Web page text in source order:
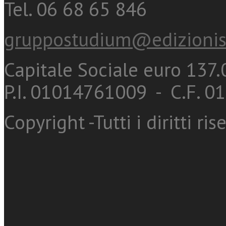
Tel. 06 68 65 846
Capitale Sociale euro
P.I. 01014761009 - C.F.
Copyright -Tutti i diritti